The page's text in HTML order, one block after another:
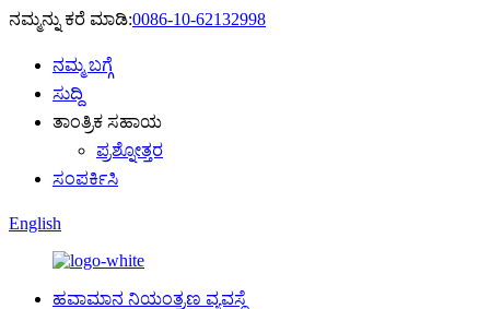
ನಮ್ಮನ್ನು ಕರೆ ಮಾಡಿ:0086-10-62132998
ನಮ್ಮ ಬಗ್ಗೆ
ಸುದ್ದಿ
ತಾಂತ್ರಿಕ ಸಹಾಯ
ಪ್ರಶ್ನೋತ್ತರ
ಸಂಪರ್ಕಿಸಿ
English
ಹವಾಮಾನ ನಿಯಂತ್ರಣ ವ್ಯವಸ್ಥೆ